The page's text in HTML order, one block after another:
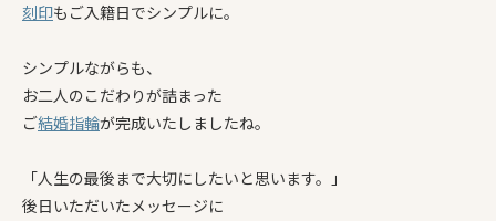
刻印もご入籍日でシンプルに。
シンプルながらも、
お二人のこだわりが詰まった
ご結婚指輪が完成いたしましたね。
「人生の最後まで大切にしたいと思います。」
後日いただいたメッセージに